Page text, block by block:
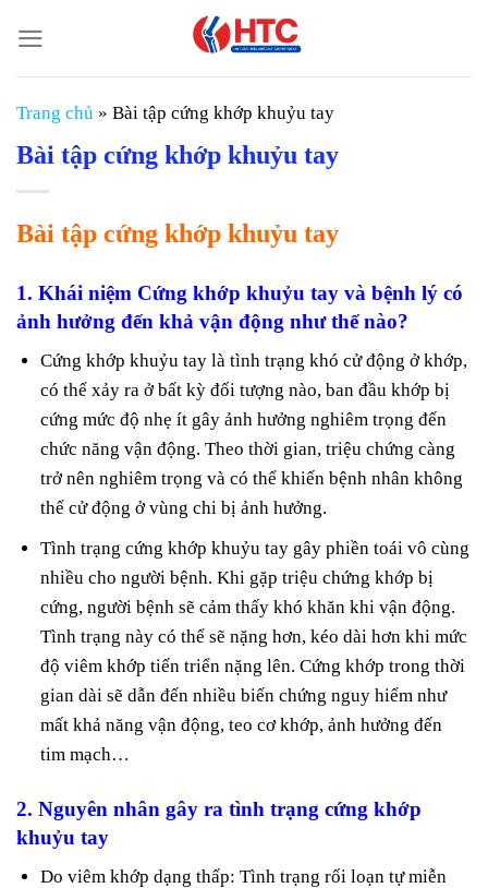
đến
nội
dung
Trang chủ » Bài tập cứng khớp khuỷu tay
Bài tập cứng khớp khuỷu tay
Bài tập cứng khớp khuỷu tay
1. Khái niệm Cứng khớp khuỷu tay và bệnh lý có
ảnh hưởng đến khả vận động như thế nào?
Cứng khớp khuỷu tay là tình trạng khó cử động ở khớp,
có thể xảy ra ở bất kỳ đối tượng nào, ban đầu khớp bị
cứng mức độ nhẹ ít gây ảnh hưởng nghiêm trọng đến
chức năng vận động. Theo thời gian, triệu chứng càng
trở nên nghiêm trọng và có thể khiến bệnh nhân không
thể cử động ở vùng chi bị ảnh hưởng.
Tình trạng cứng khớp khuỷu tay gây phiền toái vô cùng
nhiều cho người bệnh. Khi gặp triệu chứng khớp bị
cứng, người bệnh sẽ cảm thấy khó khăn khi vận động.
Tình trạng này có thể sẽ nặng hơn, kéo dài hơn khi mức
độ viêm khớp tiến triển nặng lên. Cứng khớp trong thời
gian dài sẽ dẫn đến nhiều biến chứng nguy hiểm như
mất khả năng vận động, teo cơ khớp, ảnh hưởng đến
tim mạch…
2. Nguyên nhân gây ra tình trạng cứng khớp
khuỷu tay
Do viêm khớp dạng thấp: Tình trạng rối loạn tự miễn